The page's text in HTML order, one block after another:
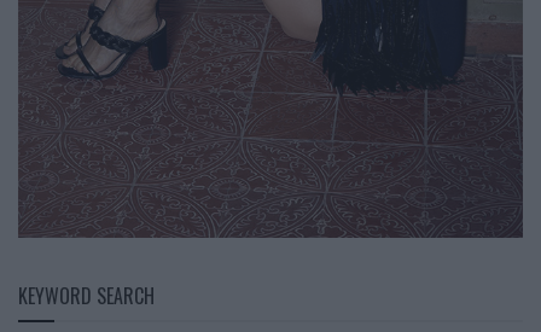
KEYWORD SEARCH